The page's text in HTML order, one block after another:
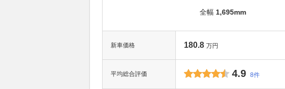
全幅 1,695mm
新車価格 180.8 万円
平均総合評価 4.9 8件